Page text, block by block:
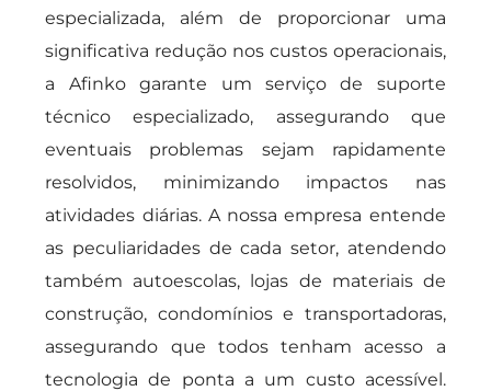
especializada, além de proporcionar uma
significativa redução nos custos operacionais,
a Afinko garante um serviço de suporte
técnico especializado, assegurando que
eventuais problemas sejam rapidamente
resolvidos, minimizando impactos nas
atividades diárias. A nossa empresa entende
as peculiaridades de cada setor, atendendo
também autoescolas, lojas de materiais de
construção, condomínios e transportadoras,
assegurando que todos tenham acesso a
tecnologia de ponta a um custo acessível.